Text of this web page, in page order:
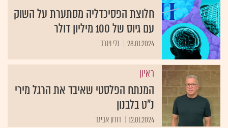
חלוצת הפסיכדליה מסתערת על השוק
עם גיוס של 100 מיליון דולר
28.01.2024 גלי וינרב
ראיון
המנתח הפלסטי שאיבד את הרגל מירי
נ"ט בלבנון
12.01.2024 דורון אביגד